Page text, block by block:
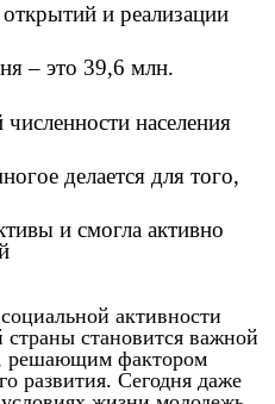
и реализации
– это 39,6 млн.
населения
делается для того,
и смогла активно
активности
становится важной
решающим фактором
развития. Сегодня даже